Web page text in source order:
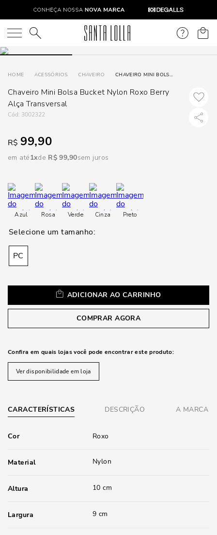
O que você está procurando?
ACESSÓRIOS CHAVEIRO CHAVEIRO MINI BOLSA BUCKET NYLON ROXO BERRY ALÇA TRANSVERSAL
Chaveiro Mini Bolsa Bucket Nylon Roxo Berry
Alça Transversal
: 3002322
R$ 99,90
em até1 R$ 99,90sem juros
Azul Rosa Verde Cinza Preto
PC
ADICIONAR AO CARRINHO
COMPRAR AGORA
Confira em quais lojas você pode encontrar este produto:
Ver disponibilidade em loja
CARACTERÍSTICAS DESCRIÇÃO A MARCA
Cor Roxo
Material Nylon
Altura 10 cm
Largura 9 cm